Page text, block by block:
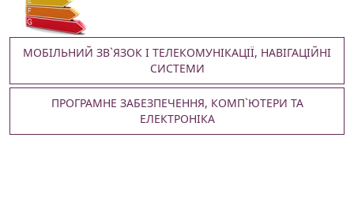
МОБІЛЬНИЙ ЗВ`ЯЗОК І ТЕЛЕКОМУНІКАЦІЇ, НАВІГАЦІЙНІ
СИСТЕМИ
ПРОГРАМНЕ ЗАБЕЗПЕЧЕННЯ, КОМП`ЮТЕРИ ТА
ЕЛЕКТРОНІКА